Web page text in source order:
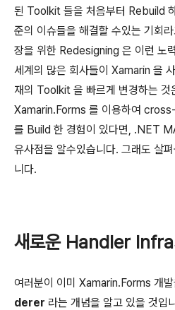
된 Toolkit 들을 처음부터 Rebuild
준의 이슈들을 해결할 수있는 기회
장을 위한 Redesigning 은 이런 노
세계의 많은 회사들이 Xamarin 을
재의 Toolkit 을 빠르게 변경하는 것
Xamarin.Forms 를 이용하여
를 Build 한 경험이 있다면, .NET
유사점을 알수있습니다. 그래도 살
니다.
새로운 Handler
여러분이 이미 Xamarin.Forms 개
derer 라는 개념을 알고 있을 것